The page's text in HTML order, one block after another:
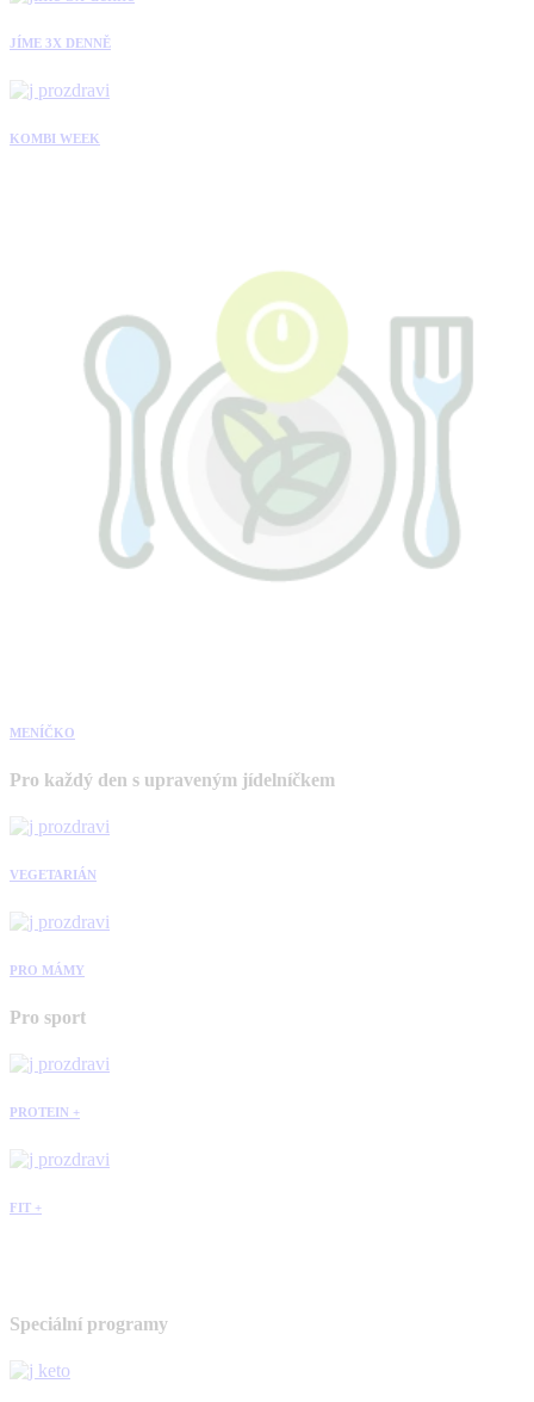
JÍME 3X DENNĚ
KOMBI WEEK
MENÍČKO
Pro každý den s upraveným jídelníčkem
VEGETARIÁN
PRO MÁMY
Pro sport
PROTEIN +
FIT +
Speciální programy